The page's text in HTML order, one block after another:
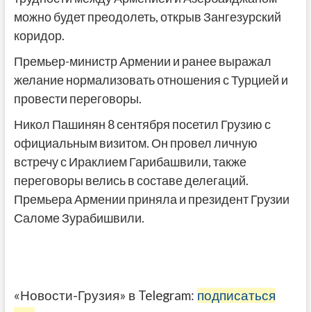
можно будет преодолеть, открыв Зангезурский
коридор.
Премьер-министр Армении и ранее выражал
желание нормализовать отношения с Турцией и
провести переговоры.
Никол Пашинян 8 сентября посетил Грузию с
официальным визитом. Он провел личную
встречу с Ираклием Гарибашвили, также
переговоры велись в составе делегаций.
Премьера Армении приняла и президент Грузии
Саломе Зурабишвили.
«Новости-Грузия» в Telegram: подписаться